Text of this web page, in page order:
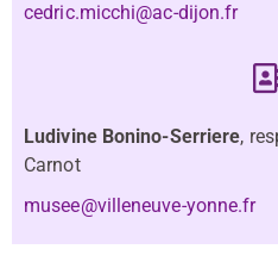
cedric.micchi@ac-dijon.fr
Ludivine Bonino-Serriere,
Carnot
musee@villeneuve-yonne.fr